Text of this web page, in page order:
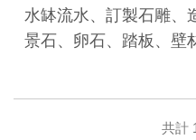
水缽流水、訂製石雕
景石、卵石、踏板、
共計